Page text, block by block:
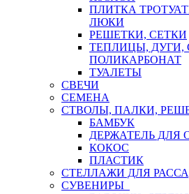
ПЛИТКА
ЛЮКИ
РЕШЕТКИ, СЕТКИ
ТЕПЛИЦЫ, ДУГИ,
ПОЛИКАРБОНАТ
ТУАЛЕТЫ
СВЕЧИ
СЕМЕНА
СТВОЛЫ, ПАЛКИ,
БАМБУК
ДЕРЖАТЕЛЬ ДЛЯ
КОКОС
ПЛАСТИК
СТЕЛЛАЖИ ДЛЯ
СУВЕНИРЫ